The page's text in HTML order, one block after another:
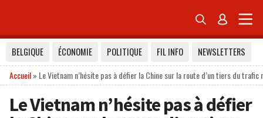
 
BELGIQUE ÉCONOMIE POLITIQUE FIL INFO
NEWSLETTERS
Accueil» Le Vietnam n’hésite pas à défier la Chine sur la route d’un tiers du
Le Vietnam n’hésite pas à défier